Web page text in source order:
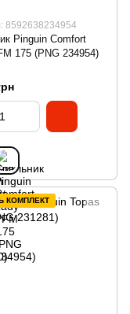
8592638234954
Pinguin Comfort
175 (PNG 234954)
КОМПЛЕКТ